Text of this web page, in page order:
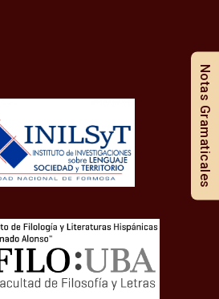
Notas Gramaticales